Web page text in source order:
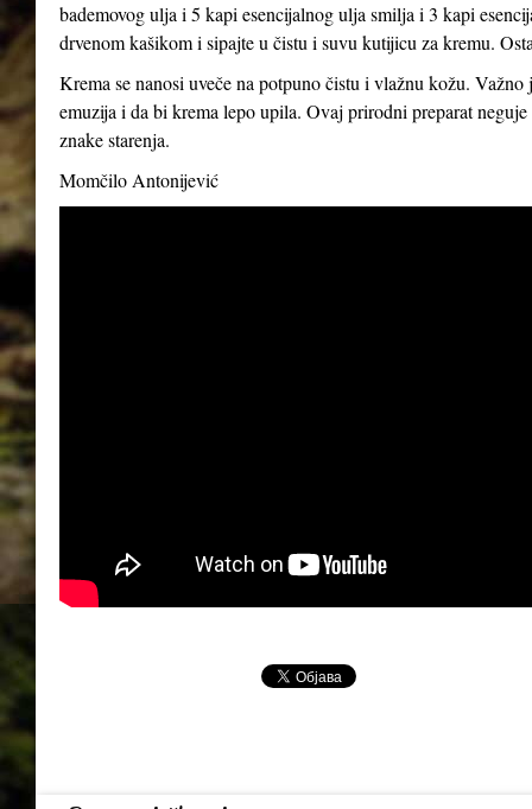
bademovog ulja i 5 kapi esencijalnog ulja smilja i 3 kapi
drvenom kašikom i sipajte u čistu i suvu kutijicu za kremu.
Krema se nanosi uveče na potpuno čistu i vlažnu kožu.
emuzija i da bi krema lepo upila. Ovaj prirodni preparat
znake starenja.
Momčilo Antonijević